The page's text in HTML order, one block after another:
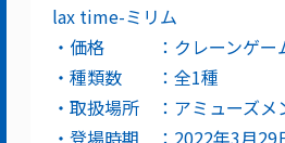
lax time-ミリム
・価格 ：クレーンゲー
・種類数 ：全1種
・取扱場所 ：アミューズメ
・登場時期 ：2022年3月29